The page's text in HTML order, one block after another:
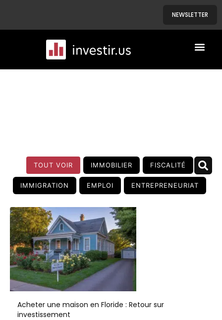
NEWSLETTER
TOUT VOIR IMMOBILIER FISCALITÉ
IMMIGRATION EMPLOI ENTREPRENEURIAT
Acheter une maison en Floride : Retour sur
investissement